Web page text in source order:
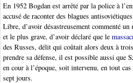
En 1952 Bogdan est arrêté par la police à
accusé de raconter des blagues
Libre, d’avoir désastreusement commenté un
et le plus grave, d’avoir déclaré que le
des Russes, délit qui coûtait alors deux à
prendre sa défense, il est possible aussi que
en cour à l’époque, soit intervenu, en tout
sept jours.